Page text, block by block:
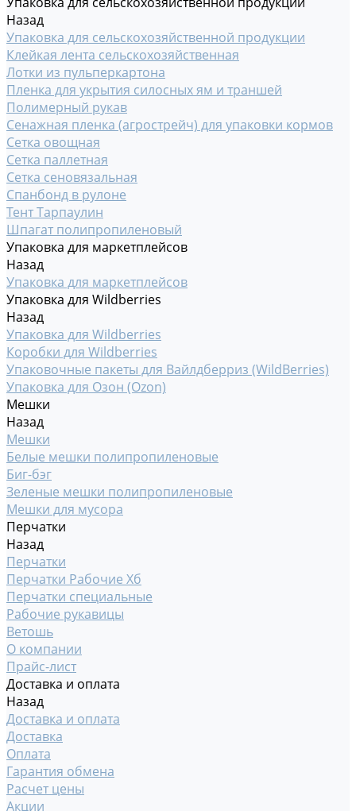
Назад
Упаковка для сельскохозяйственной продукции
Клейкая лента сельскохозяйственная
Лотки из пульперкартона
Пленка для укрытия силосных ям и траншей
Полимерный рукав
Сенажная пленка (агрострейч) для упаковки кормов
Сетка овощная
Сетка паллетная
Сетка сеновязальная
Спанбонд в рулоне
Тент Тарпаулин
Шпагат полипропиленовый
Упаковка для маркетплейсов
Назад
Упаковка для маркетплейсов
Упаковка для Wildberries
Назад
Упаковка для Wildberries
Коробки для Wildberries
Упаковочные пакеты для Вайлдберриз (WildBerries)
Упаковка для Озон (Ozon)
Мешки
Назад
Мешки
Белые мешки полипропиленовые
Биг-бэг
Зеленые мешки полипропиленовые
Мешки для мусора
Перчатки
Назад
Перчатки
Перчатки Рабочие Хб
Перчатки специальные
Рабочие рукавицы
Ветошь
О компании
Прайс-лист
Доставка и оплата
Назад
Доставка и оплата
Доставка
Оплата
Гарантия обмена
Расчет цены
Акции